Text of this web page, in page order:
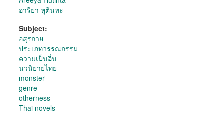
อารียา หุตินทะ
Subject:
อสุรกาย
ประเภทวรรณกรรม
ความเป็นอื่น
นวนิยายไทย
monster
genre
otherness
Thai novels